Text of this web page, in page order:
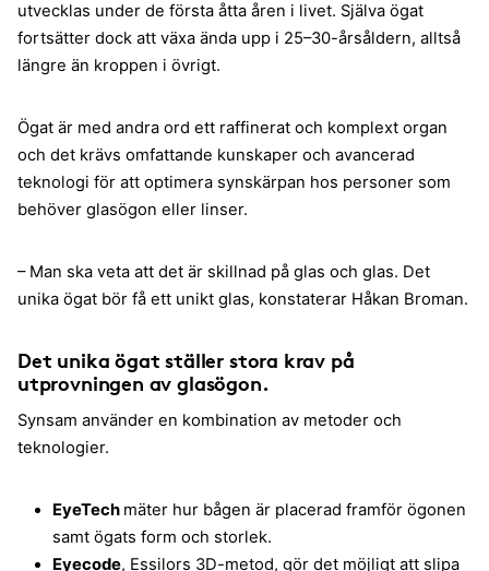
utvecklas under de första åtta åren i livet. Själva ögat
fortsätter dock att växa ända upp i 25–30-årsåldern, alltså
längre än kroppen i övrigt.
Ögat är med andra ord ett raffinerat och komplext organ
och det krävs omfattande kunskaper och avancerad
teknologi för att optimera synskärpan hos personer som
behöver glasögon eller linser.
– Man ska veta att det är skillnad på glas och glas. Det
unika ögat bör få ett unikt glas, konstaterar Håkan Broman.
Det unika ögat ställer stora krav på
utprovningen av glasögon.
Synsam använder en kombination av metoder och
teknologier.
EyeTech mäter hur bågen är placerad framför ögonen
samt ögats form och storlek.
Eyecode, Essilors 3D-metod, gör det möjligt att slipa